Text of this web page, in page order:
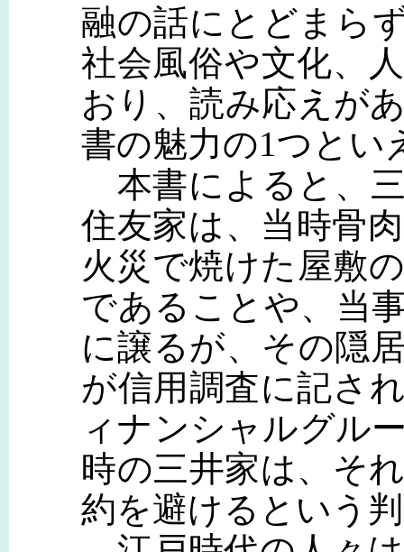
融の話にとどまら
社会風俗や文化、
おり、読み応えが
書の魅力の1つとい
本書によると、
住友家は、当時骨
火災で焼けた屋敷
であることや、当
に譲るが、その隠
が信用調査に記さ
ィナンシャルグル
時の三井家は、そ
約を避けるという